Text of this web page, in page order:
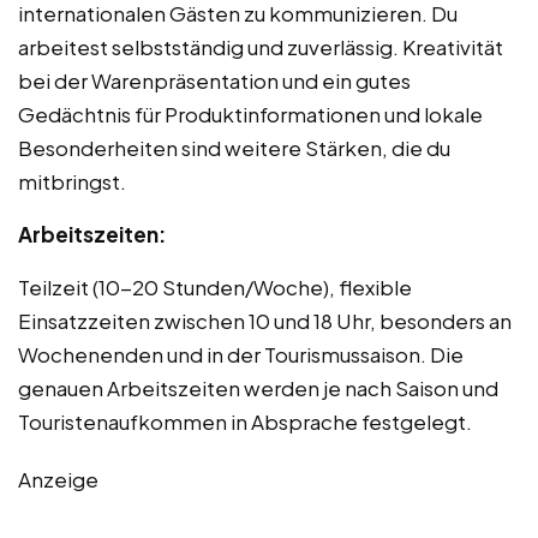
internationalen Gästen zu kommunizieren. Du
arbeitest selbstständig und zuverlässig. Kreativität
bei der Warenpräsentation und ein gutes
Gedächtnis für Produktinformationen und lokale
Besonderheiten sind weitere Stärken, die du
mitbringst.
Arbeitszeiten:
Teilzeit (10-20 Stunden/Woche), flexible
Einsatzzeiten zwischen 10 und 18 Uhr, besonders an
Wochenenden und in der Tourismussaison. Die
genauen Arbeitszeiten werden je nach Saison und
Touristenaufkommen in Absprache festgelegt.
Anzeige